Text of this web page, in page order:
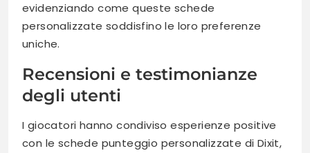
evidenziando come queste schede
personalizzate soddisfino le loro preferenze
uniche.
Recensioni e testimonianze
degli utenti
I giocatori hanno condiviso esperienze positive
con le schede punteggio personalizzate di Dixit,